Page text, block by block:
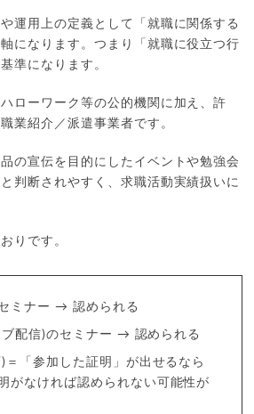
運用上の定義として「就職に関係する
になります。つまり「就職に役立つ行
準になります。
ローワーク等の公的機関に加え、許
業紹介／派遣事業者です。
の宣伝を目的にしたイベントや勉強会
判断されやすく、求職活動実績扱いに
りです。
ミナー → 認められる
配信)のセミナー → 認められる
＝「参加した証明」が出せるなら
がなければ認められない可能性が